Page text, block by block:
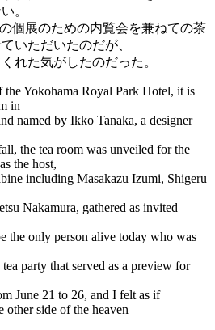
。
個展のための内覧会を兼ねての茶
いただいたのだが、
れた気がしたのだった。
Yokohama Royal Park Hotel, it is
in
named by Ikko Tanaka, a designer
the tea room was unveiled for the
the host,
including Masakazu Izumi, Shigeru
Nakamura, gathered as invited
the only person alive today who was
party that served as a preview for
June 21 to 26, and I felt as if
other side of the heaven